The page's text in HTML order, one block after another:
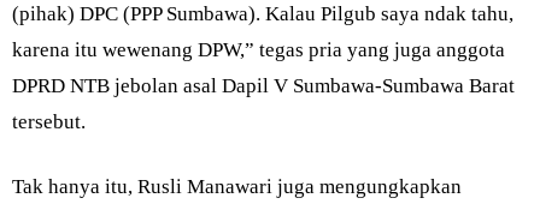
(pihak) DPC (PPP Sumbawa). Kalau Pilgub saya ndak tahu,
karena itu wewenang DPW,” tegas pria yang juga anggota
DPRD NTB jebolan asal Dapil V Sumbawa-Sumbawa Barat
tersebut.
Tak hanya itu, Rusli Manawari juga mengungkapkan